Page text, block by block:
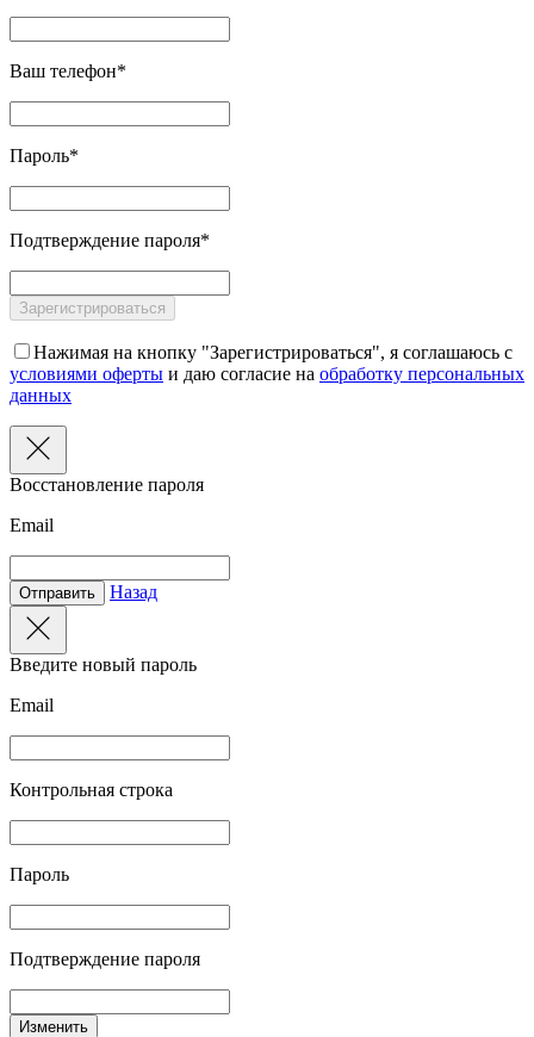
Ваш телефон*
Пароль*
Подтверждение пароля*
Зарегистрироваться
Нажимая на кнопку "Зарегистрироваться", я соглашаюсь с
условиями оферты и даю согласие на обработку персональных
данных
Восстановление пароля
Email
Отправить Назад
Введите новый пароль
Email
Контрольная строка
Пароль
Подтверждение пароля
Изменить